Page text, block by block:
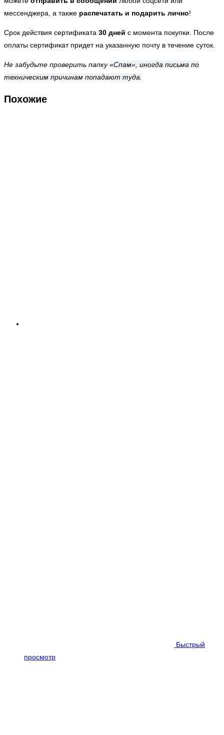
мессенджера, а также распечатать и подарить лично!
Срок действия сертификата 30 дней с момента покупки. После
оплаты сертификат придет на указанную почту в течение суток.
Не забудьте проверить папку«Спам», иногда письма по
техническим причинам попадают туда.
Похожие
Быстрый
просмотр